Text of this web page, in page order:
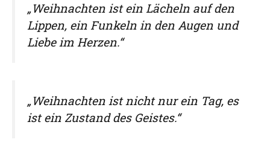
„Weihnachten ist ein Lächeln auf den
Lippen, ein Funkeln in den Augen und
Liebe im Herzen.“
„Weihnachten ist nicht nur ein Tag, es
ist ein Zustand des Geistes.“